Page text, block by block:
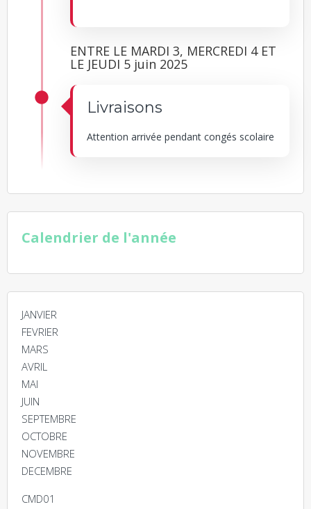
ENTRE LE MARDI 3, MERCREDI 4 ET
LE JEUDI 5 juin 2025
Livraisons
Attention arrivée pendant congés scolaire
Calendrier de l'année
JANVIER
FEVRIER
MARS
AVRIL
MAI
JUIN
SEPTEMBRE
OCTOBRE
NOVEMBRE
DECEMBRE
CMD01